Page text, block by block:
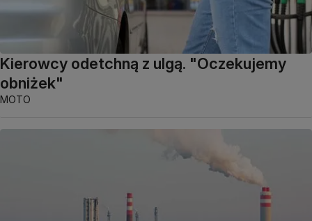
Kierowcy odetchną z ulgą. "Oczekujemy
obniżek"
MOTO